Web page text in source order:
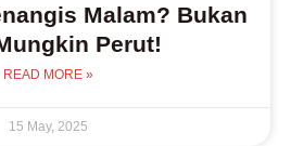
Malam? Bukan
Perut!
READ MORE »
15 May, 2025